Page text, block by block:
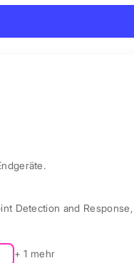
Detection and Response,
+ 1 mehr